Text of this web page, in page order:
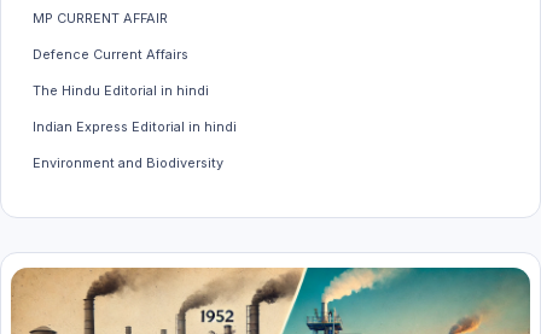
MP CURRENT AFFAIR
Defence Current Affairs
The Hindu Editorial in hindi
Indian Express Editorial in hindi
Environment and Biodiversity
MP GK
Science & Technology